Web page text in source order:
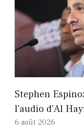
Stephen
l'audio d'Al
6 août 2026